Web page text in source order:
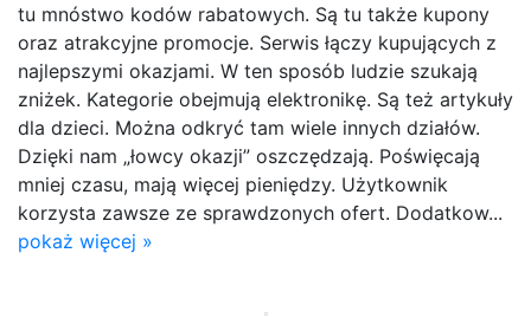
tu mnóstwo kodów rabatowych. Są tu także kupony
oraz atrakcyjne promocje. Serwis łączy kupujących z
najlepszymi okazjami. W ten sposób ludzie szukają
zniżek. Kategorie obejmują elektronikę. Są też artykuły
dla dzieci. Można odkryć tam wiele innych działów.
Dzięki nam „łowcy okazji” oszczędzają. Poświęcają
mniej czasu, mają więcej pieniędzy. Użytkownik
korzysta zawsze ze sprawdzonych ofert. Dodatkow...
pokaż więcej »